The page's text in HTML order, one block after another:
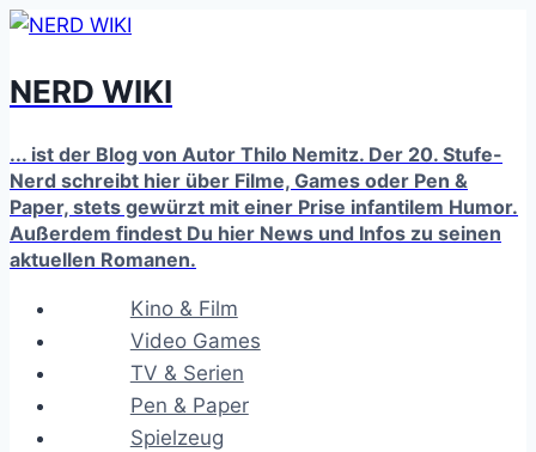
Zum
springen
NERD WIKI
... ist der Blog von Autor Thilo Nemitz. Der 20. Stufe-
Nerd schreibt hier über Filme, Games oder Pen &
Paper, stets gewürzt mit einer Prise infantilem Humor.
Außerdem findest Du hier News und Infos zu seinen
aktuellen Romanen.
Kino & Film
Video Games
TV & Serien
Pen & Paper
Spielzeug